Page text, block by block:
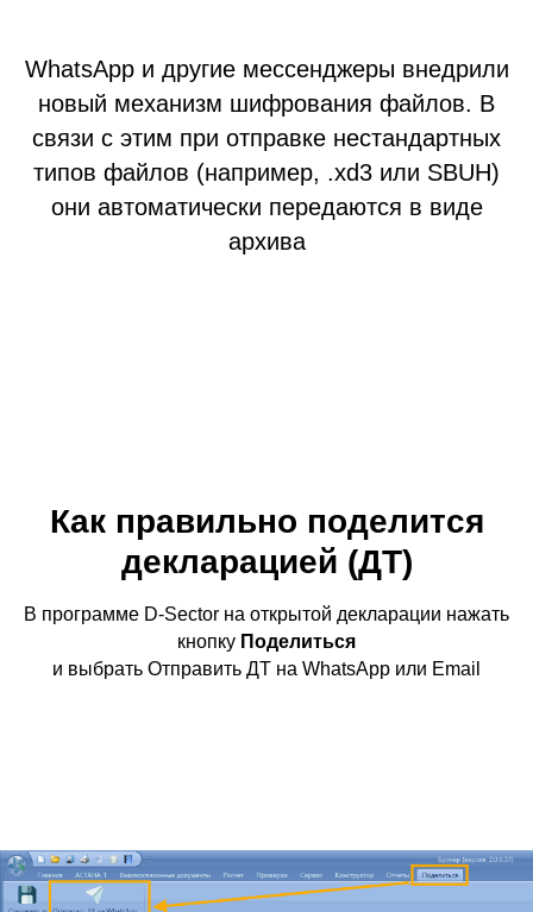
WhatsApp и другие мессенджеры внедрили
новый механизм шифрования файлов. В
связи с этим при отправке нестандартных
типов файлов (например, .xd3 или SBUH)
они автоматически передаются в виде
архива
Как правильно поделится
декларацией (ДТ)
В программе D-Sector на открытой декларации нажать
кнопку Поделиться
и выбрать Отправить ДТ на WhatsApp или Email